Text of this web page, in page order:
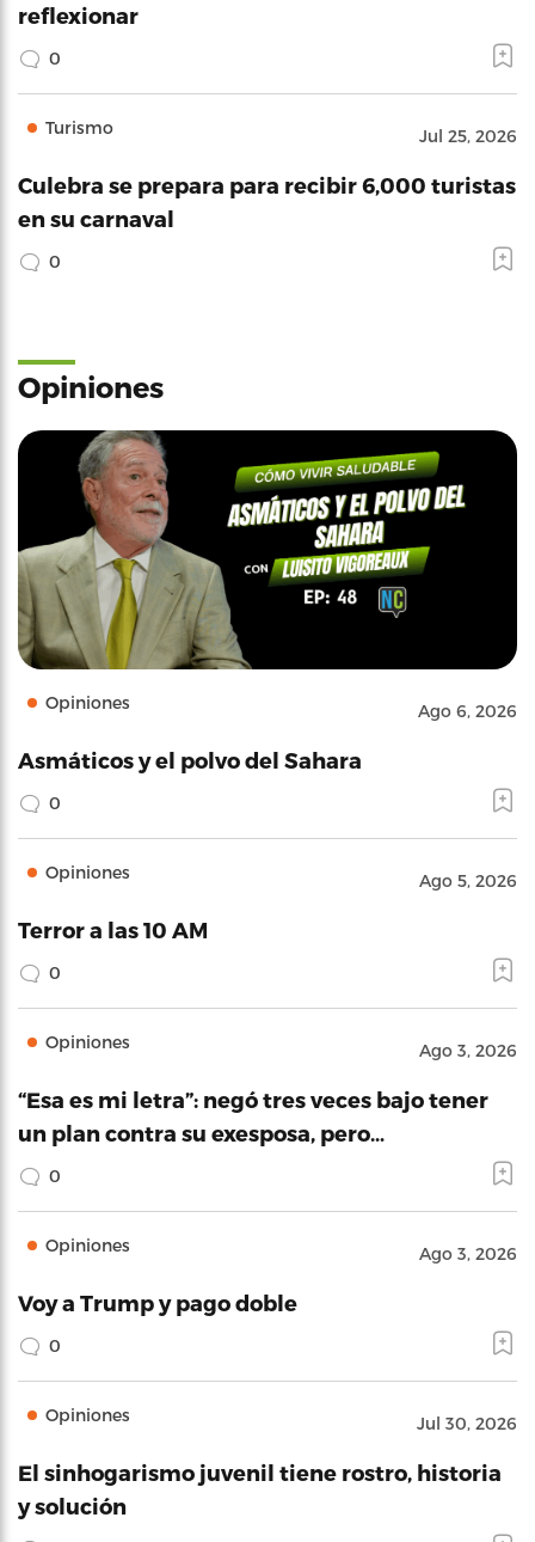
reflexionar
0
Turismo Jul 25, 2026
Culebra se prepara para recibir 6,000 turistas
en su carnaval
0
Opiniones
Opiniones Ago 6, 2026
Asmáticos y el polvo del Sahara
0
Opiniones Ago 5, 2026
Terror a las 10 AM
0
Opiniones Ago 3, 2026
“Esa es mi letra”: negó tres veces bajo tener
un plan contra su exesposa, pero…
0
Opiniones Ago 3, 2026
Voy a Trump y pago doble
0
Opiniones Jul 30, 2026
El sinhogarismo juvenil tiene rostro, historia
y solución